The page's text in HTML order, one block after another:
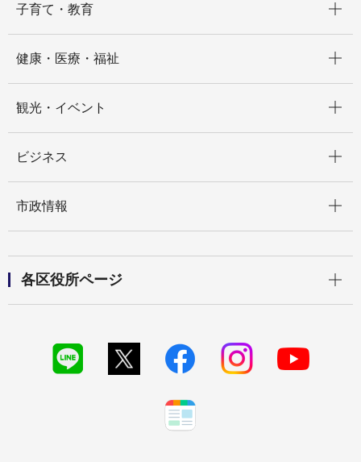
子育て・教育
健康・医療・福祉
観光・イベント
ビジネス
市政情報
各区役所ページ